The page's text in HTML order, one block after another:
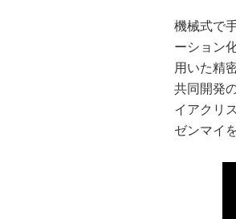
機械式で
ーション
用いた精
共同開発
イアクリ
ゼンマイ